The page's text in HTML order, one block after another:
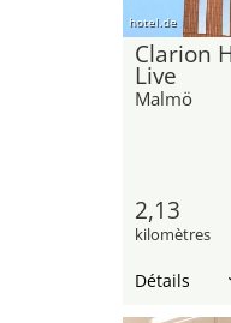
hotel.de
Clarion
Live
Malmö
2,13
kilomètres
Détails